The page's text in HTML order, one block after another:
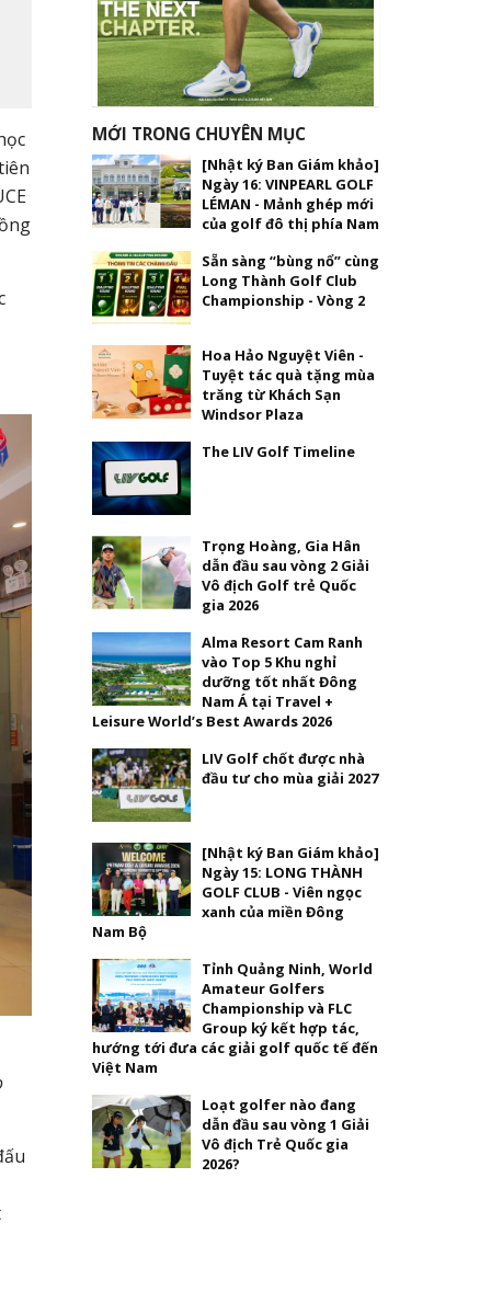
MỚI TRONG CHUYÊN MỤC
[Nhật ký Ban Giám khảo]
Ngày 16: VINPEARL GOLF
LÉMAN - Mảnh ghép mới
của golf đô thị phía Nam
Sẵn sàng “bùng nổ” cùng
Long Thành Golf Club
Championship - Vòng 2
Hoa Hảo Nguyệt Viên -
Tuyệt tác quà tặng mùa
trăng từ Khách Sạn
Windsor Plaza
The LIV Golf Timeline
Trọng Hoàng, Gia Hân
dẫn đầu sau vòng 2 Giải
Vô địch Golf trẻ Quốc
gia 2026
Alma Resort Cam Ranh
vào Top 5 Khu nghỉ
dưỡng tốt nhất Đông
Nam Á tại Travel +
Leisure World’s Best Awards 2026
LIV Golf chốt được nhà
đầu tư cho mùa giải 2027
[Nhật ký Ban Giám khảo]
Ngày 15: LONG THÀNH
GOLF CLUB - Viên ngọc
xanh của miền Đông
Nam Bộ
Tỉnh Quảng Ninh, World
Amateur Golfers
Championship và FLC
Group ký kết hợp tác,
hướng tới đưa các giải golf quốc tế đến
Việt Nam
Loạt golfer nào đang
dẫn đầu sau vòng 1 Giải
Vô địch Trẻ Quốc gia
2026?